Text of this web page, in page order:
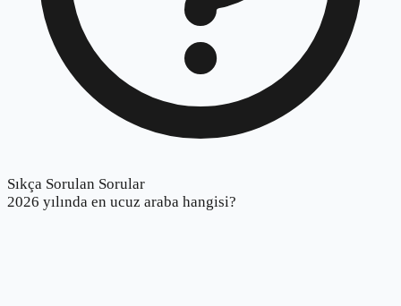
Sıkça Sorulan Sorular
2026 yılında en ucuz araba hangisi?